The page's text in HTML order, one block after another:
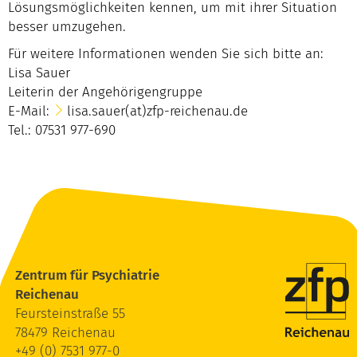
Lösungsmöglichkeiten kennen, um mit ihrer Situation
besser umzugehen.
Für weitere Informationen wenden Sie sich bitte an:
Lisa Sauer
Leiterin der Angehörigengruppe
E-Mail:
lisa.sauer(at)zfp-reichenau.de
Tel.: 07531 977-690
Zentrum für Psychiatrie
Reichenau
Feursteinstraße 55
78479 Reichenau
+49 (0) 7531 977-0